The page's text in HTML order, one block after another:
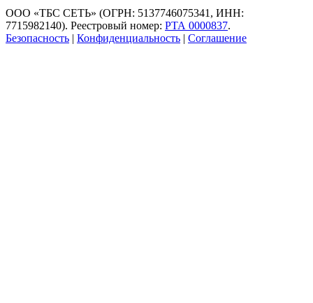
ООО «ТБС СЕТЬ» (ОГРН: 5137746075341, ИНН:
7715982140). Реестровый номер: РТА 0000837.
Безопасность | Конфиденциальность | Соглашение